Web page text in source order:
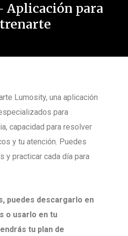
Aplicación para
Lumosity, una aplicación
para
capacidad para resolver
y tu atención. Puedes
y practicar cada día para
puedes descargarlo en
o usarlo en tu
tu plan de